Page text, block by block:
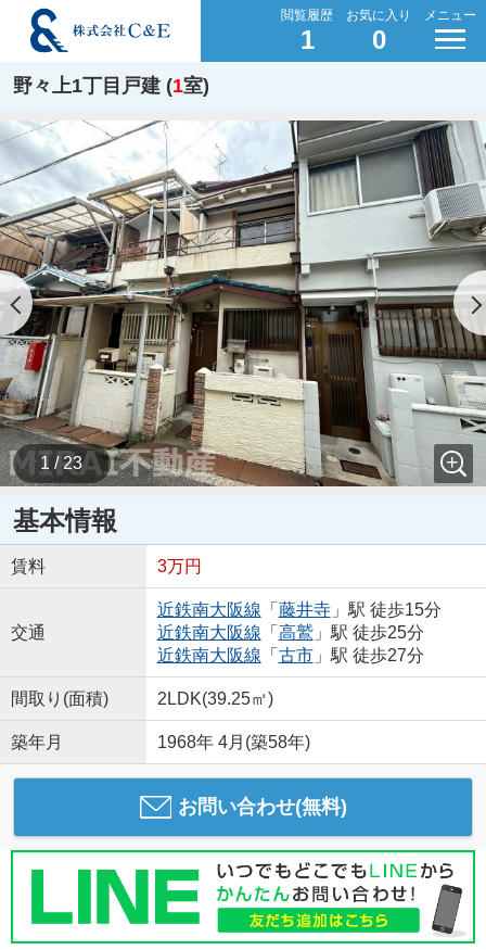
閲覧履歴
1
お気に入り
0
メニュー
野々上1丁目戸建 (1室)
1 / 23
基本情報
賃料 3万円
交通
近鉄南大阪線 「 藤井寺」駅 徒歩15分
近鉄南大阪線 「 高鷲」駅 徒歩25分
近鉄南大阪線 「 古市」駅 徒歩27分
間取り(面積) 2LDK(39.25㎡)
築年月 1968年 4月(築58年)
お問い合わせ(無料)